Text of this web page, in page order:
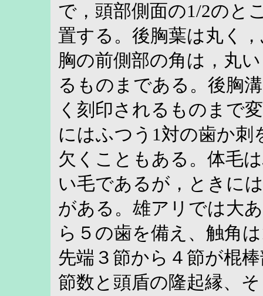
で，頭部側面の1/2のと
置する。後胸葉は丸く
胸の前側部の角は，丸
るものまである。後胸
く刻印されるものまで
にはふつう1対の歯か刺
欠くこともある。体毛
い毛であるが，ときに
がある。雄アリでは大
ら５の歯を備え、触角
先端３節から４節が棍
節数と頭盾の隆起縁、